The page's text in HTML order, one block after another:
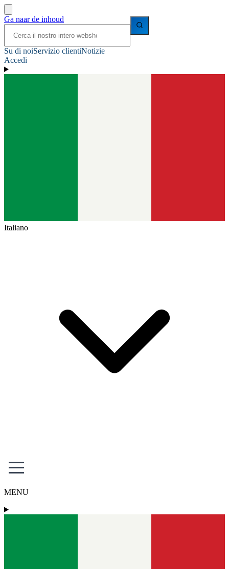
Ga naar de inhoud
Su di noiServizio clientiNotizie
Accedi
Italiano
MENU